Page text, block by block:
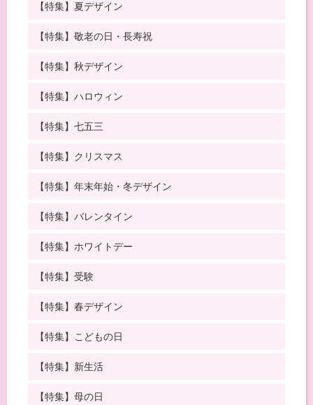
【特集】夏デザイン
【特集】敬老の日・長寿祝
【特集】秋デザイン
【特集】ハロウィン
【特集】七五三
【特集】クリスマス
【特集】年末年始・冬デザイン
【特集】バレンタイン
【特集】ホワイトデー
【特集】受験
【特集】春デザイン
【特集】こどもの日
【特集】新生活
【特集】母の日